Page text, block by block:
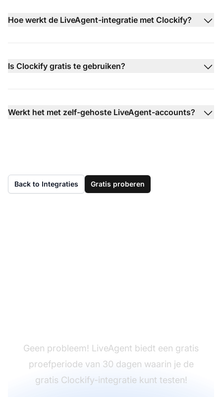
Hoe werkt de LiveAgent-integratie met Clockify?
Is Clockify gratis te gebruiken?
Werkt het met zelf-gehoste LiveAgent-accounts?
Back to Integraties Gratis proberen
Geen probleem! LiveAgent biedt een gratis
proefperiode van 30 dagen waarin je de
gratis Clockify-integratie kunt testen!